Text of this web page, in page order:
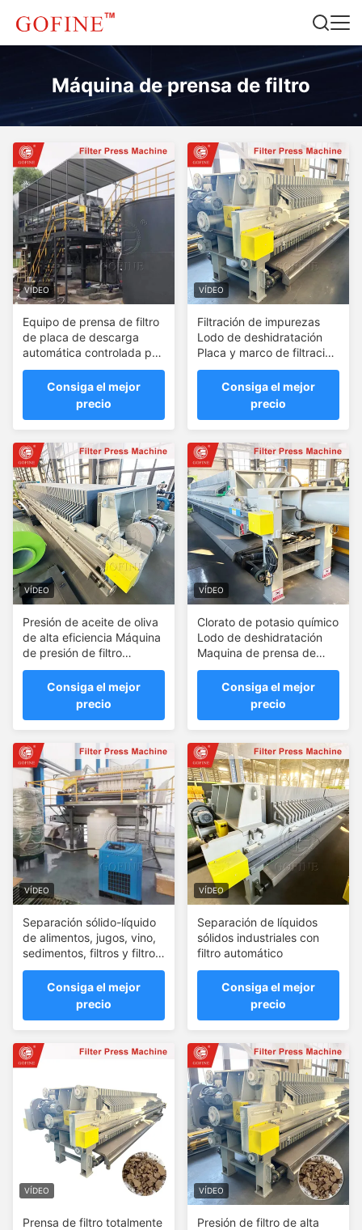
Máquina de prensa de filtro
VÍDEO
Equipo de prensa de filtro
de placa de descarga
automática controlada por
PLC
Consiga el mejor
precio
VÍDEO
Filtración de impurezas
Lodo de deshidratación
Placa y marco de filtración
Prensa de Lodo de la
planta de tratamiento
Consiga el mejor
precio
VÍDEO
Presión de aceite de oliva
de alta eficiencia Máquina
de presión de filtro
hidráulico
Consiga el mejor
precio
VÍDEO
Clorato de potasio químico
Lodo de deshidratación
Maquina de prensa de
filtro pequeño
Consiga el mejor
precio
VÍDEO
Separación sólido-líquido
de alimentos, jugos, vino,
sedimentos, filtros y filtros
de prensa
Consiga el mejor
precio
VÍDEO
Separación de líquidos
sólidos industriales con
filtro automático
Consiga el mejor
precio
VÍDEO
Prensa de filtro totalmente
VÍDEO
Presión de filtro de alta